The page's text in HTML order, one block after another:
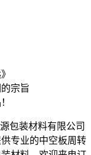
宗旨
包装材料有限公司
专业的中空板周转